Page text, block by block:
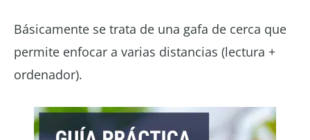
Básicamente se trata de una gafa de cerca que
permite enfocar a varias distancias (lectura +
ordenador).